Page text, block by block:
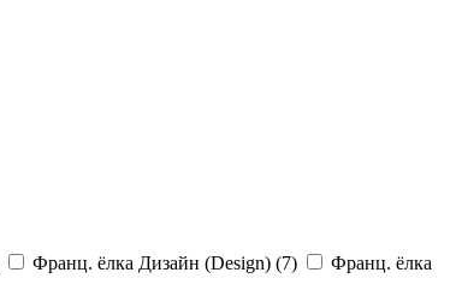
Франц. ёлка Дизайн (Design) (7)
Франц. ёлка